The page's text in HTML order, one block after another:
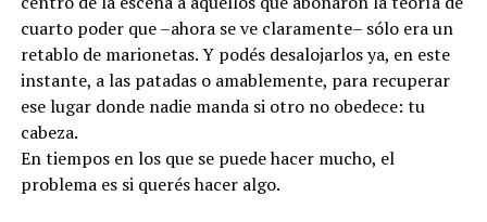
cuarto poder que –ahora se ve claramente– sólo era un
retablo de marionetas. Y podés desalojarlos ya, en este
instante, a las patadas o amablemente, para recuperar
ese lugar donde nadie manda si otro no obedece: tu
cabeza.
En tiempos en los que se puede hacer mucho, el
problema es si querés hacer algo.